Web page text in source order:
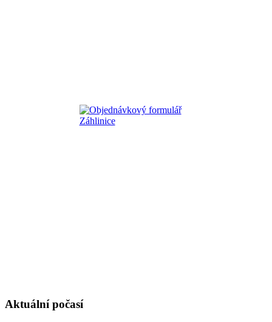
Aktuální počasí